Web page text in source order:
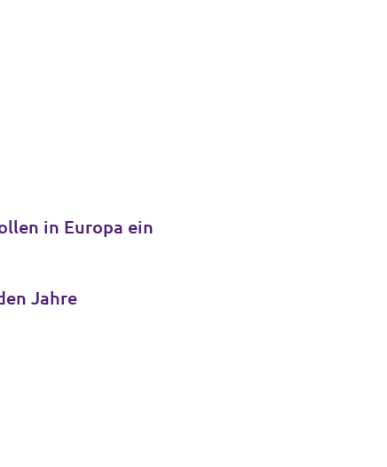
in Europa ein
Schlüsselämter für die kommenden Jahre